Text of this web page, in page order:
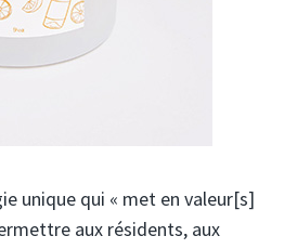
unique qui « met en valeur[s]
aux résidents, aux